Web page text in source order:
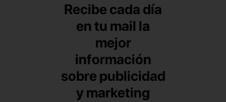
Recibe cada día
en tu mail la
mejor
información
sobre publicidad
y marketing